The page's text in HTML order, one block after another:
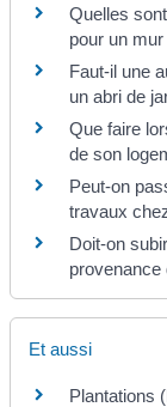
Quelles
pour un
Faut-il une
un abri de
Que faire
de son
Peut-on
travaux
Doit-on
provenance
Et aussi
Plantations